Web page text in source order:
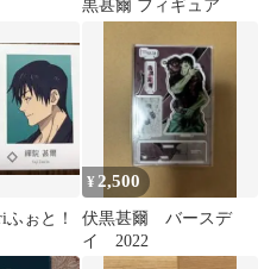
黒甚爾 フィギュア
ぉと！
¥ 2,500
伏黒甚爾 バースデ
イ 2022